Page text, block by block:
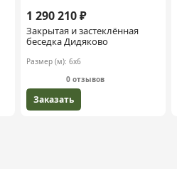
1 290 210 ₽
Закрытая и застеклённая
беседка Дидяково
Размер (м): 6х6
0 отзывов
Заказать